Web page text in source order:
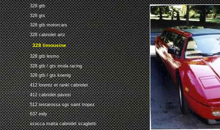
328 gtb
328 gts
328 gtb motorcars
328 cabriolet artz
328 limousine
328 gtb lesmo
328 gtb / gts imola racing
328 gtb / gts koenig
412 lorentz et rankl cabriolet
412 cabriolet pavesi
512 testarossa sgs saint tropez
637 indy
scocca matta cabriolet scaglietti